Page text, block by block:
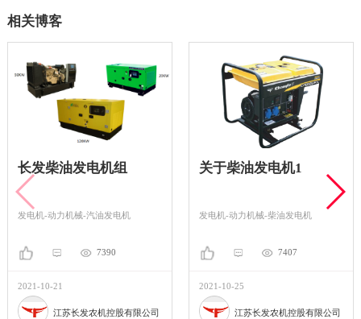
相关博客
长发柴油发电机组
发电机-动力机械-汽油发电机
7390
2021-10-21
江苏长发农机控股有限公司
关于柴油发电机1
发电机-动力机械-柴油发电机
7407
2021-10-25
江苏长发农机控股有限公司